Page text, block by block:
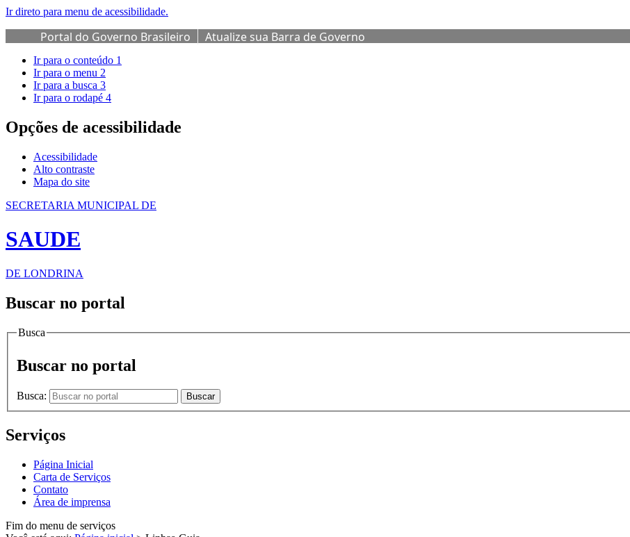
Ir direto para menu de acessibilidade.
Portal do Governo Brasileiro Atualize sua Barra de Governo
Ir para o conteúdo 1
Ir para o menu 2
Ir para a busca 3
Ir para o rodapé 4
Opções de acessibilidade
Acessibilidade
Alto contraste
Mapa do site
SECRETARIA MUNICIPAL DE
SAUDE
DE LONDRINA
Buscar no portal
Busca
Buscar no portal
Busca: Buscar
Serviços
Página Inicial
Carta de Serviços
Contato
Área de imprensa
Fim do menu de serviços